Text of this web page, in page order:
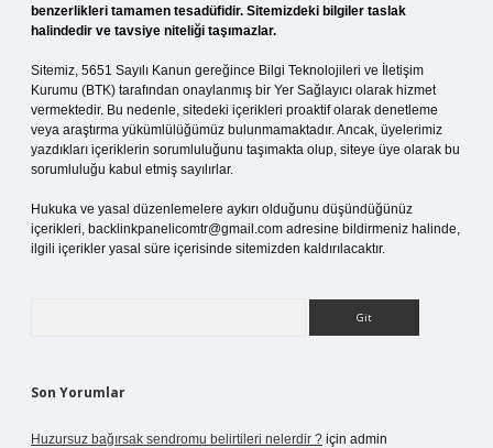
benzerlikleri tamamen tesadüfidir. Sitemizdeki bilgiler taslak
halindedir ve tavsiye niteliği taşımazlar.
Sitemiz, 5651 Sayılı Kanun gereğince Bilgi Teknolojileri ve İletişim
Kurumu (BTK) tarafından onaylanmış bir Yer Sağlayıcı olarak hizmet
vermektedir. Bu nedenle, sitedeki içerikleri proaktif olarak denetleme
veya araştırma yükümlülüğümüz bulunmamaktadır. Ancak, üyelerimiz
yazdıkları içeriklerin sorumluluğunu taşımakta olup, siteye üye olarak bu
sorumluluğu kabul etmiş sayılırlar.
Hukuka ve yasal düzenlemelere aykırı olduğunu düşündüğünüz
içerikleri, backlinkpanelicomtr@gmail.com adresine bildirmeniz halinde,
ilgili içerikler yasal süre içerisinde sitemizden kaldırılacaktır.
Son Yorumlar
Huzursuz bağırsak sendromu belirtileri nelerdir ? için admin